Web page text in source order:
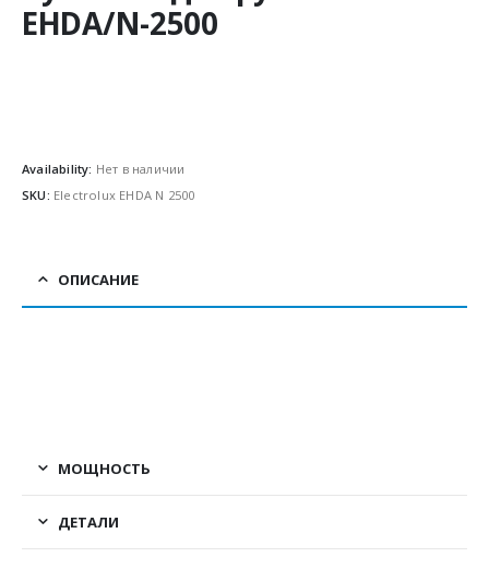
EHDA/N-2500
Availability: Нет в наличии
SKU: Electrolux EHDA N 2500
ОПИСАНИЕ
МОЩНОСТЬ
ДЕТАЛИ